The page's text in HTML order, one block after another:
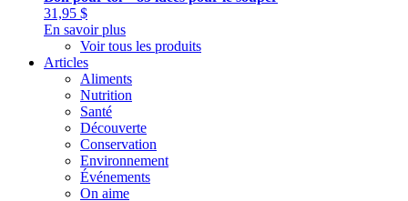
31,95 $
En savoir plus
Voir tous les produits
Articles
Aliments
Nutrition
Santé
Découverte
Conservation
Environnement
Événements
On aime